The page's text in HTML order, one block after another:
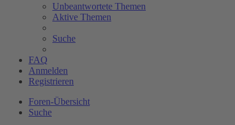
Unbeantwortete Themen
Aktive Themen
Suche
FAQ
Anmelden
Registrieren
Foren-Übersicht
Suche